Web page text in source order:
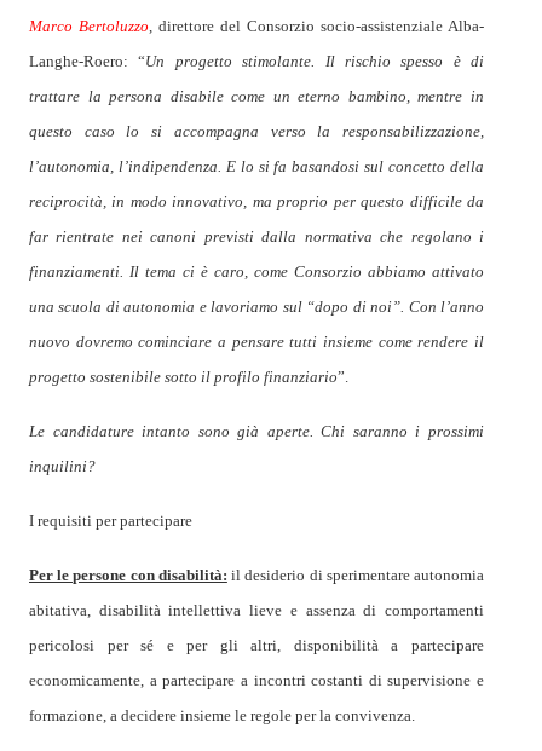
Marco Bertoluzzo, direttore del Consorzio socio-assistenziale Alba-
Langhe-Roero: “Un progetto stimolante. Il rischio spesso è di
trattare la persona disabile come un eterno bambino, mentre in
questo caso lo si accompagna verso la responsabilizzazione,
l’autonomia, l’indipendenza. E lo si fa basandosi sul concetto della
reciprocità, in modo innovativo, ma proprio per questo difficile da
far rientrate nei canoni previsti dalla normativa che regolano i
finanziamenti. Il tema ci è caro, come Consorzio abbiamo attivato
una scuola di autonomia e lavoriamo sul “dopo di noi”. Con l’anno
nuovo dovremo cominciare a pensare tutti insieme come rendere il
progetto sostenibile sotto il profilo finanziario”.
Le candidature intanto sono già aperte. Chi saranno i prossimi
inquilini?
I requisiti per partecipare
Per le persone con disabilità: il desiderio di sperimentare autonomia
abitativa, disabilità intellettiva lieve e assenza di comportamenti
pericolosi per sé e per gli altri, disponibilità a partecipare
economicamente, a partecipare a incontri costanti di supervisione e
formazione, a decidere insieme le regole per la convivenza.